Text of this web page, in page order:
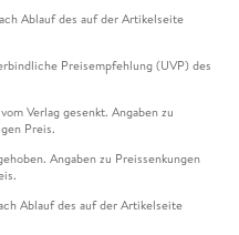
Ablauf des auf der Artikelseite
Preisempfehlung (UVP) des
Verlag gesenkt. Angaben zu
Preis.
Angaben zu Preissenkungen
Ablauf des auf der Artikelseite